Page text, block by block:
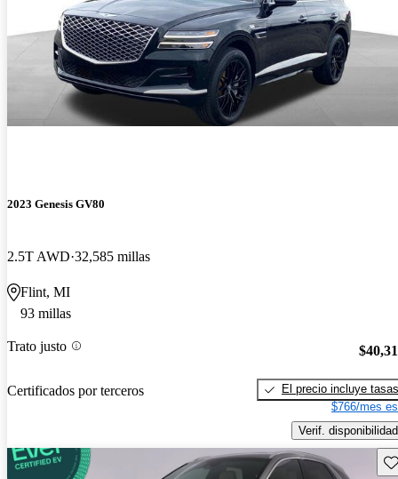
2023 Genesis GV80
2.5T AWD 32,585 millas
Flint, MI
93 millas
Trato justo
Certificados por terceros
El precio incluye tasas
$766/mes
Verif. disponibilidad